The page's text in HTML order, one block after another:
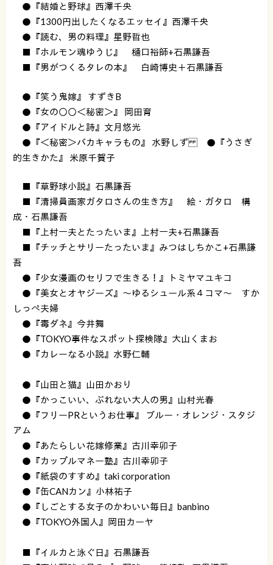
●『結婚と野球』西澤千央
●『1300円出したくなるエッセイ』西澤千央
●『読む、男の料理』星野哲也
■『ホルモン魂ゆうじ』 樋口裕師+石黒謙吾
■『男がつくるタレの本』 白崎博史＋石黒謙吾
●『笑う鬼嫁』 すずきB
●『女の○○＜秘密＞』 岡田育
●『アイドルと詩』文月悠光
●『＜秘密＞バカキャラもの』 水野しず ●『うさぎ
的生きかた』 米原千賀子
■『草野球小説』石黒謙吾
■『清掃員画家ガタロさんの生き方』 絵・ガタロ 構
成・石黒謙吾
■『上村一夫とたったいま』上村一夫+石黒謙吾
■『チッチとサリーたったいま』みつはしちかこ+石黒謙
吾
●『少女漫画のセリフで生きる！』トミヤマユキコ
●『美女とオヤジーズ』〜ゆるシュール系４コマ〜 すか
しっぺ夫婦
●『毒ダネ』今井舞
●『TOKYO事件なスポット探検隊』大山くまお
●『カレーなる小説』水野仁輔
●『山田と猫』山田かおり
●『かっこいい、ぶれない大人の男』山村光春
●『フリーPRというお仕事』 ブルー・オレンジ・スタジ
アム
●『あたらしい花嫁修業』古川幸卯子
●『カップルマネー塾』古川幸卯子
●『紙袋のすすめ』taki corporation
●『缶CANカン』小林祐子
●『しごとする女子のかわいい毎日』banbino
●『TOKYO外国人』岡田カーヤ
■『イルカと泳ぐ日』石黒謙吾